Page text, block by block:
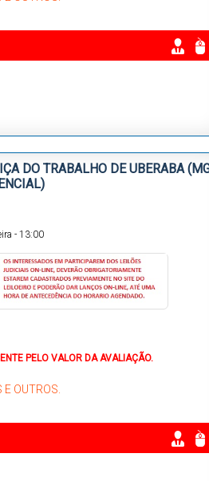
DO TRABALHO DE UBERABA
- 13:00
PELO VALOR DA AVALIAÇÃO.
E OUTROS.